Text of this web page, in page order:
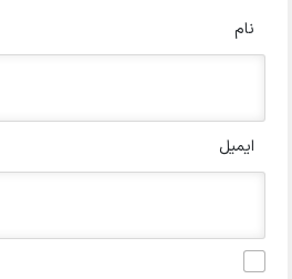
نام
ایمیل